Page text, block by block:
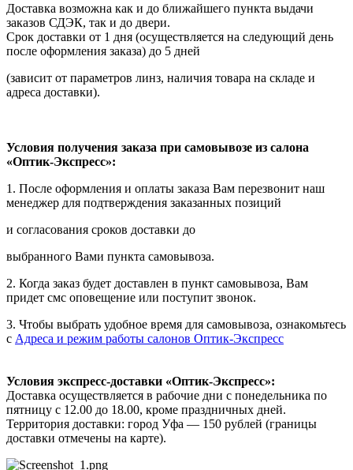
Доставка возможна как и до ближайшего пункта выдачи
заказов СДЭК, так и до двери.
Срок доставки от 1 дня (осуществляется на следующий день
после оформления заказа) до 5 дней
(зависит от параметров линз, наличия товара на складе и
адреса доставки).
Условия получения заказа при самовывозе из салона
«Оптик-Экспресс»:
1. После оформления и оплаты заказа Вам перезвонит наш
менеджер для подтверждения заказанных позиций
и согласования сроков доставки до
выбранного Вами пункта самовывоза.
2. Когда заказ будет доставлен в пункт самовывоза, Вам
придет смс оповещение или поступит звонок.
3. Чтобы выбрать удобное время для самовывоза, ознакомьтесь
с Адреса и режим работы салонов Оптик-Экспресс
Условия экспресс-доставки «Оптик-Экспресс»:
Доставка осуществляется в рабочие дни с понедельника по
пятницу с 12.00 до 18.00, кроме праздничных дней.
Территория доставки: город Уфа — 150 рублей (границы
доставки отмечены на карте).